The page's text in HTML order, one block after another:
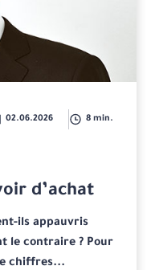
02.06.2026 8 min.
d’achat
ils appauvris
le contraire ? Pour
chiffres...